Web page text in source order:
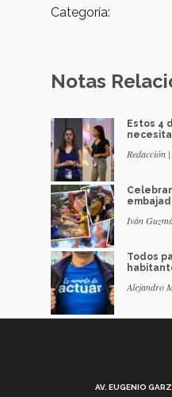
Categoría:
Notas
Estos 4
Redacción
Iván
Todos
Alejandro
AV. EUGENIO